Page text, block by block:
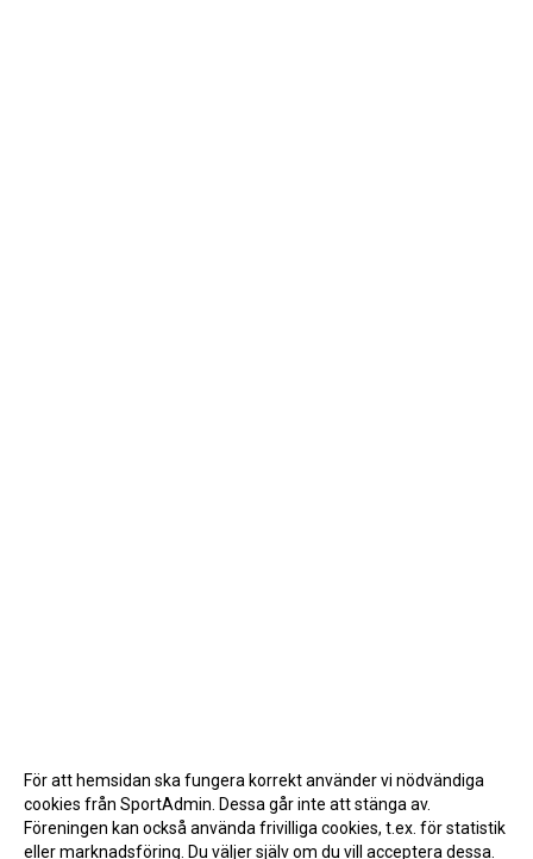
För att hemsidan ska fungera korrekt använder vi nödvändiga
cookies från SportAdmin. Dessa går inte att stänga av.
Föreningen kan också använda frivilliga cookies, t.ex. för statistik
eller marknadsföring. Du väljer själv om du vill acceptera dessa.